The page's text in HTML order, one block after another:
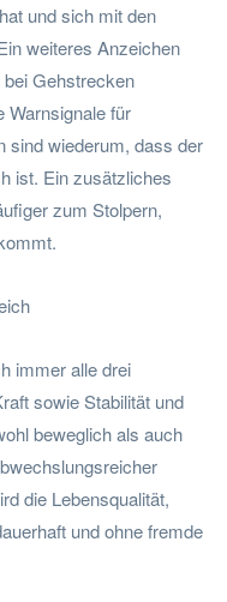
und sich mit den
weiteres Anzeichen
Gehstrecken
Warnsignale für
sind wiederum, dass der
ist. Ein zusätzliches
zum Stolpern,
immer alle drei
sowie Stabilität und
beweglich als auch
die Lebensqualität,
und ohne fremde